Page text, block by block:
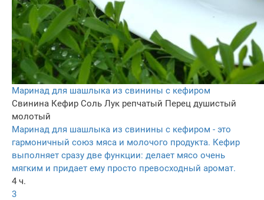
Маринад для шашлыка из свинины с кефиром
Свинина Кефир Соль Лук репчатый Перец душистый
молотый
Маринад для шашлыка из свинины с кефиром - это
гармоничный союз мяса и молочого продукта. Кефир
выполняет сразу две функции: делает мясо очень
мягким и придает ему просто превосходный аромат.
4 ч.
3